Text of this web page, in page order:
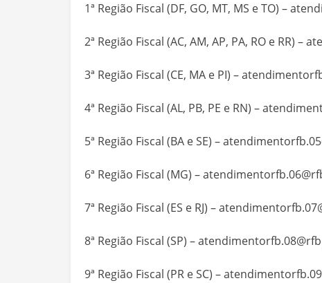
1ª Região Fiscal (DF, GO, MT, MS e TO) –
2ª Região Fiscal (AC, AM, AP, PA, RO e RR) –
3ª Região Fiscal (CE, MA e PI) –
4ª Região Fiscal (AL, PB, PE e RN) –
5ª Região Fiscal (BA e SE) –
6ª Região Fiscal (MG) –
7ª Região Fiscal (ES e RJ) –
8ª Região Fiscal (SP) –
9ª Região Fiscal (PR e SC) –